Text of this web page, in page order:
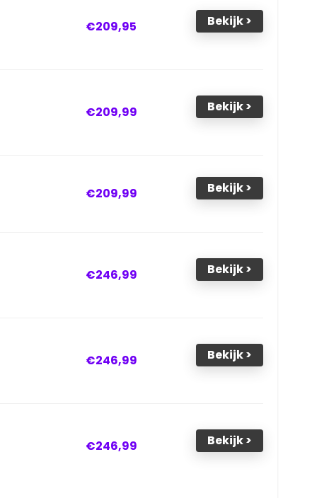
€209,95 Bekijk >
€209,99 Bekijk >
€209,99 Bekijk >
€246,99 Bekijk >
€246,99 Bekijk >
€246,99 Bekijk >